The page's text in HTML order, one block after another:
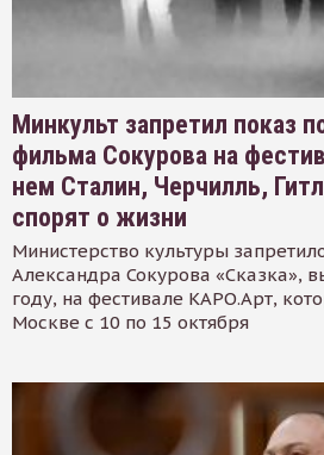
Минкульт запретил показ
фильма Сокурова на
нем Сталин, Черчилль,
спорят о жизни
Министерство культуры
Александра Сокурова «Сказка»,
году, на фестивале КАРО.Арт,
Москве с 10 по 15 октября